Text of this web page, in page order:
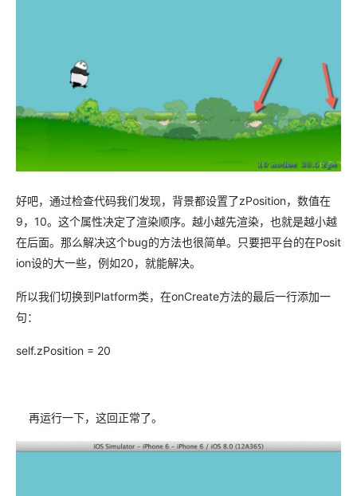
好吧，通过检查代码我们发现，背景都设置了zPosition，数值在
9，10。这个属性决定了渲染顺序。越小越先渲染，也就是越小越
在后面。那么解决这个bug的方法也很简单。只要把平台的在Posit
ion设的大一些，例如20，就能解决。
所以我们切换到Platform类，在onCreate方法的最后一行添加一
句：
self.zPosition = 20
再运行一下，这回正常了。